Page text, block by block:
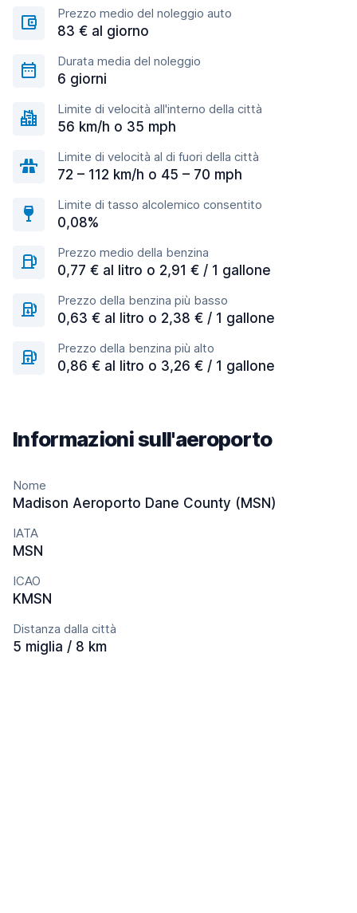
Prezzo medio del noleggio auto
83 € al giorno
Durata media del noleggio
6 giorni
Limite di velocità all'interno della città
56 km/h o 35 mph
Limite di velocità al di fuori della città
72 – 112 km/h o 45 – 70 mph
Limite di tasso alcolemico consentito
0,08%
Prezzo medio della benzina
0,77 € al litro o 2,91 € / 1 gallone
Prezzo della benzina più basso
0,63 € al litro o 2,38 € / 1 gallone
Prezzo della benzina più alto
0,86 € al litro o 3,26 € / 1 gallone
Informazioni sull'aeroporto
Nome
Madison Aeroporto Dane County (MSN)
IATA
MSN
ICAO
KMSN
Distanza dalla città
5 miglia / 8 km